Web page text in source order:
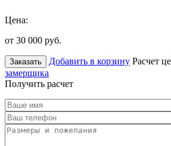
Цена:
от 30 000 руб.
Заказать Добавить в корзину Расчет
замерщика
Получить расчет